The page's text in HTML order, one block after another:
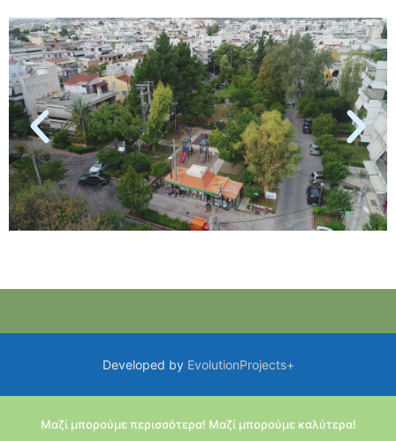
Developed by EvolutionProjects+
Μαζί μπορούμε περισσότερα! Μαζί μπορούμε καλύτερα!